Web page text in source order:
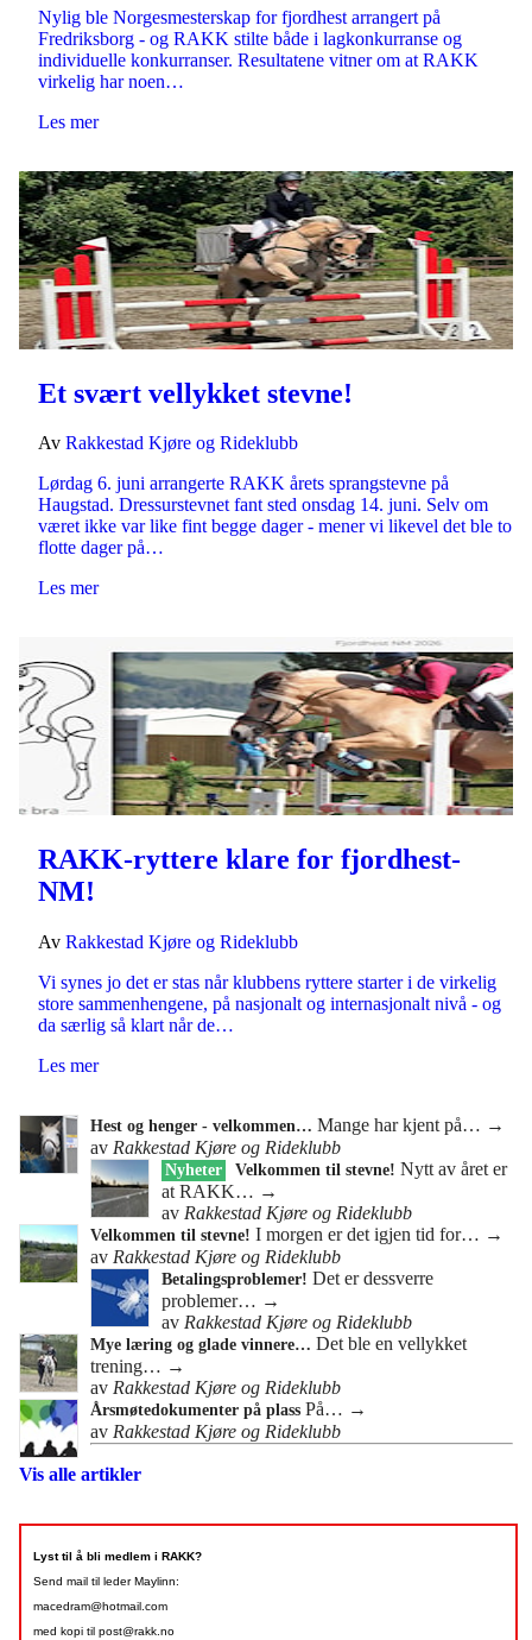
Nylig ble Norgesmesterskap for fjordhest arrangert på
Fredriksborg - og RAKK stilte både i lagkonkurranse og
individuelle konkurranser. Resultatene vitner om at RAKK
virkelig har noen…
Les mer
Et svært vellykket stevne!
Av Rakkestad Kjøre og Rideklubb
Lørdag 6. juni arrangerte RAKK årets sprangstevne på
Haugstad. Dressurstevnet fant sted onsdag 14. juni. Selv om
været ikke var like fint begge dager - mener vi likevel det ble to
flotte dager på…
Les mer
RAKK-ryttere klare for fjordhest-
NM!
Av Rakkestad Kjøre og Rideklubb
Vi synes jo det er stas når klubbens ryttere starter i de virkelig
store sammenhengene, på nasjonalt og internasjonalt nivå - og
da særlig så klart når de…
Les mer
Hest og henger - velkommen… Mange har kjent på… →
av Rakkestad Kjøre og Rideklubb
Nyheter Velkommen til stevne! Nytt av året er
at RAKK… →
av Rakkestad Kjøre og Rideklubb
Velkommen til stevne! I morgen er det igjen tid for… →
av Rakkestad Kjøre og Rideklubb
Betalingsproblemer! Det er dessverre
problemer… →
av Rakkestad Kjøre og Rideklubb
Mye læring og glade vinnere… Det ble en vellykket
trening… →
av Rakkestad Kjøre og Rideklubb
Årsmøtedokumenter på plass På… →
av Rakkestad Kjøre og Rideklubb
Vis alle artikler
Lyst til å bli medlem i RAKK?
Send mail til leder Maylinn:
macedram@hotmail.com
med kopi til post@rakk.no